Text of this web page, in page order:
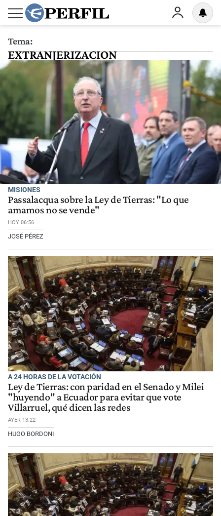
Tema:
EXTRANJERIZACION
MISIONES
Passalacqua sobre la Ley de Tierras: "Lo que
amamos no se vende"
HOY 06:56
JOSÉ PÉREZ
A 24 HORAS DE LA VOTACIÓN
Ley de Tierras: con paridad en el Senado y Milei
"huyendo" a Ecuador para evitar que vote
Villarruel, qué dicen las redes
AYER 13:22
HUGO BORDONI